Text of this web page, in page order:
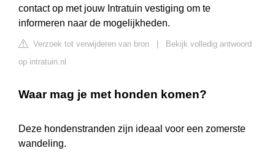
contact op met jouw Intratuin vestiging om te
informeren naar de mogelijkheden.
Verzoek tot verwijderen van bron
Bekijk volledig antwoord
op intratuin.nl
Waar mag je met honden komen?
Deze hondenstranden zijn ideaal voor een zomerste
wandeling.